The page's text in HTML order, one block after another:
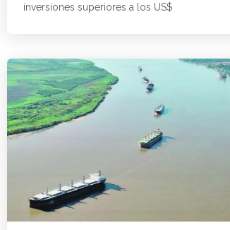
inversiones superiores a los US$